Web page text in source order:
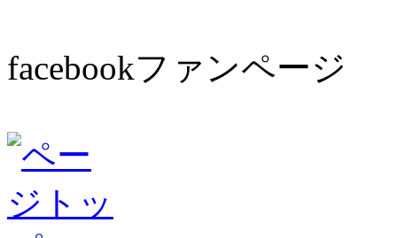
facebookファンページ